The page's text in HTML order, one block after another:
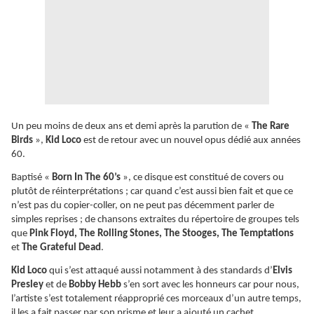
Un peu moins de deux ans et demi après la parution de « The Rare
Birds », Kid Loco est de retour avec un nouvel opus dédié aux années
60.
Baptisé « Born In The 60’s », ce disque est constitué de covers ou
plutôt de réinterprétations ; car quand c’est aussi bien fait et que ce
n’est pas du copier-coller, on ne peut pas décemment parler de
simples reprises ; de chansons extraites du répertoire de groupes tels
que Pink Floyd, The Rolling Stones, The Stooges, The Temptations
et The Grateful Dead.
Kid Loco qui s’est attaqué aussi notamment à des standards d’Elvis
Presley et de Bobby Hebb s’en sort avec les honneurs car pour nous,
l’artiste s’est totalement réapproprié ces morceaux d’un autre temps,